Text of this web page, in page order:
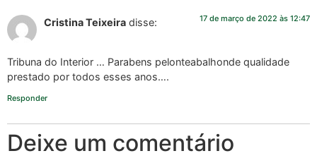
Cristina Teixeira disse: 17 de março de 2022 às 12:47
Tribuna do Interior … Parabens pelonteabalhonde qualidade
prestado por todos esses anos….
Responder
Deixe um comentário